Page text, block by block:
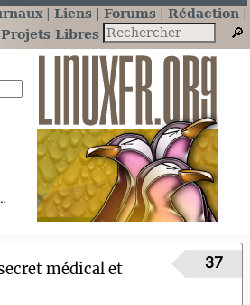
Liens Forums
Rédaction
Libres
médical et
37